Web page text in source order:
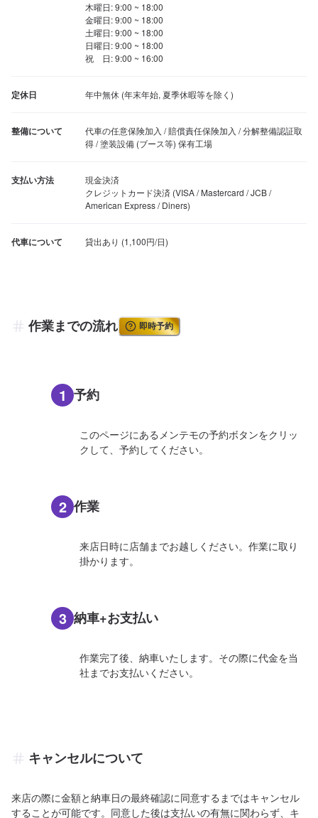
木曜日: 9:00 ~ 18:00
金曜日: 9:00 ~ 18:00
土曜日: 9:00 ~ 18:00
日曜日: 9:00 ~ 18:00
祝　日: 9:00 ~ 16:00
定休日 年中無休 (年末年始, 夏季休暇等を除く)
整備について
代車の任意保険加入 / 賠償責任保険加入 / 分解整備認証取
得 / 塗装設備 (ブース等) 保有工場
支払い方法
現金決済
クレジットカード決済 (VISA / Mastercard / JCB /
American Express / Diners)
代車について
作業までの流れ 即時予約
1 予約
このページにあるメンテモの予約ボタンをクリッ
クして、予約してください。
2 作業
来店日時に店舗までお越しください。作業に取り
掛かります。
3 納車+お支払い
作業完了後、納車いたします。その際に代金を当
社までお支払いください。
キャンセルについて
来店の際に金額と納車日の最終確認に同意するまではキャンセル
することが可能です。同意した後は支払いの有無に関わらず、キ